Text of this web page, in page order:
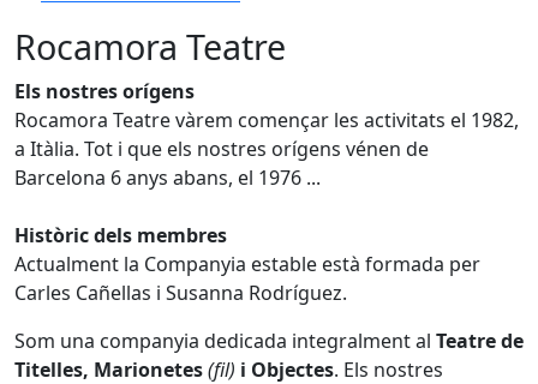
Rocamora Teatre
Els nostres orígens
Rocamora Teatre vàrem començar les activitats el 1982,
a Itàlia. Tot i que els nostres orígens vénen de
Barcelona 6 anys abans, el 1976 ...
Històric dels membres
Actualment la Companyia estable està formada per
Carles Cañellas i Susanna Rodríguez.
Som una companyia dedicada integralment al Teatre de
Titelles, Marionetes(fil) i Objectes. Els nostres